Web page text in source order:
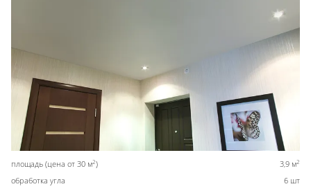
площадь (цена от 30 м2) 3,9 м2
обработка угла 6 шт